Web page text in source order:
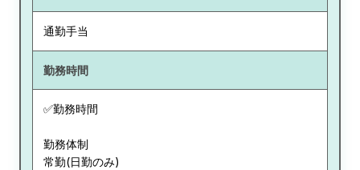
通勤手当
勤務時間
✅勤務時間
勤務体制
常勤(日勤のみ)